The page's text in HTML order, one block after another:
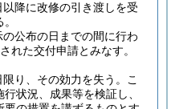
降に改修の引き渡しを受
公布の日までの間に行わ
れた交付申請とみなす。
り、その効力を失う。
こ
状況、成果等を検証し、